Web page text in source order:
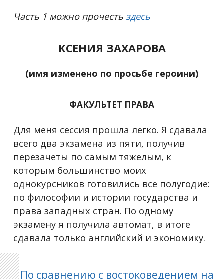
Часть 1 можно прочестьздесь
КСЕНИЯ ЗАХАРОВА
(имя изменено по просьбе героини)
ФАКУЛЬТЕТ ПРАВА
Для меня сессия прошла легко. Я сдавала
всего два экзамена из пяти, получив
перезачеты по самым тяжелым, к
которым большинство моих
однокурсников готовились все полугодие:
по философии и истории государства и
права западных стран. По одному
экзамену я получила автомат, в итоге
сдавала только английский и экономику.
По сравнению с востоковедением на